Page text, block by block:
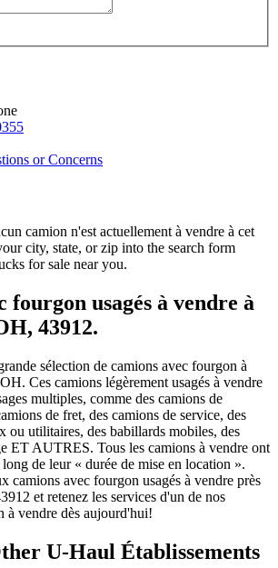
or Concerns
camion n'est actuellement à vendre à cet
city, state, or zip into the search form
for sale near you.
fourgon usagés à vendre à
43912.
sélection de camions avec fourgon à
Ces camions légèrement usagés à vendre
multiples, comme des camions de
de fret, des camions de service, des
ou utilitaires, des babillards mobiles, des
ET AUTRES. Tous les camions à vendre ont
de leur « durée de mise en location ».
camions avec fourgon usagés à vendre près
et retenez les services d'un de nos
à vendre dès aujourd'hui!
U-Haul Établissements